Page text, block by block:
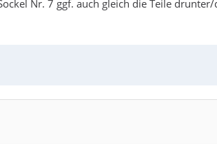
Nr. 7 ggf. auch gleich die Teile